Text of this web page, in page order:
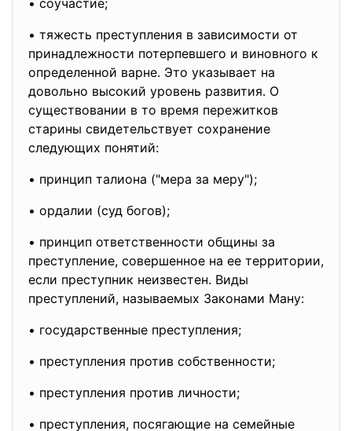
• соучастие;
• тяжесть преступления в зависимости от
принадлежности потерпевшего и виновного к
определенной варне. Это указывает на
довольно высокий уровень развития. О
существовании в то время пережитков
старины свидетельствует сохранение
следующих понятий:
• принцип талиона ("мера за меру");
• ордалии (суд богов);
• принцип ответственности общины за
преступление, совершенное на ее территории,
если преступник неизвестен. Виды
преступлений, называемых Законами Ману:
• государственные преступления;
• преступления против собственности;
• преступления против личности;
• преступления, посягающие на семейные